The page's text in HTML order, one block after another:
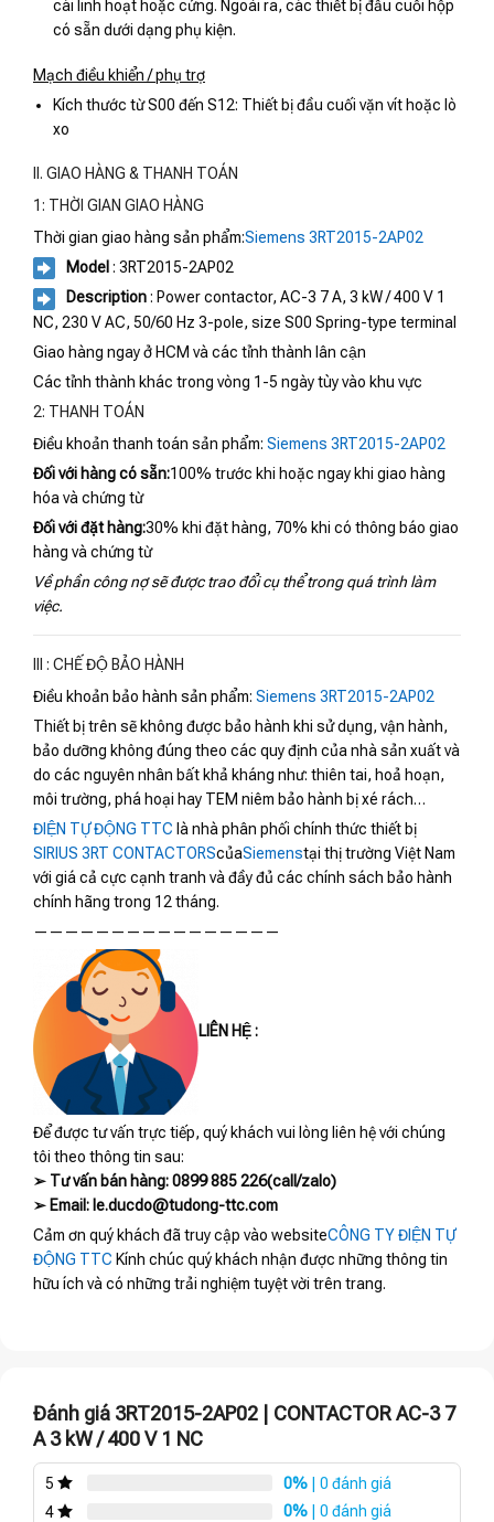
cái linh hoạt hoặc cứng. Ngoài ra, các thiết bị đầu cuối hộp
có sẵn dưới dạng phụ kiện.
Mạch điều khiển / phụ trợ
Kích thước từ S00 đến S12: Thiết bị đầu cuối vặn vít hoặc lò
xo
II. GIAO HÀNG & THANH TOÁN
1: THỜI GIAN GIAO HÀNG
Thời gian giao hàng sản phẩm:Siemens 3RT2015-2AP02
Model : 3RT2015-2AP02
Description: Power contactor, AC-3 7 A, 3 kW / 400 V 1
NC, 230 V AC, 50/60 Hz 3-pole, size S00 Spring-type terminal
Giao hàng ngay ở HCM và các tỉnh thành lân cận
Các tỉnh thành khác trong vòng 1-5 ngày tùy vào khu vực
2: THANH TOÁN
Điều khoản thanh toán sản phẩm: Siemens 3RT2015-2AP02
Đối với hàng có sẵn:100% trước khi hoặc ngay khi giao hàng
hóa và chứng từ
Đối với đặt hàng:30% khi đặt hàng, 70% khi có thông báo giao
hàng và chứng từ
Về phần công nợ sẽ được trao đổi cụ thể trong quá trình làm
việc.
III : CHẾ ĐỘ BẢO HÀNH
Điều khoản bảo hành sản phẩm: Siemens 3RT2015-2AP02
Thiết bị trên sẽ không được bảo hành khi sử dụng, vận hành,
bảo dưỡng không đúng theo các quy định của nhà sản xuất và
do các nguyên nhân bất khả kháng như: thiên tai, hoả hoạn,
môi trường, phá hoại hay TEM niêm bảo hành bị xé rách…
ĐIỆN TỰ ĐỘNG TTC là nhà phân phối chính thức thiết bị
SIRIUS 3RT CONTACTORScủaSiemenstại thị trường Việt Nam
với giá cả cực cạnh tranh và đầy đủ các chính sách bảo hành
chính hãng trong 12 tháng.
————————————————
LIÊN HỆ :
Để được tư vấn trực tiếp, quý khách vui lòng liên hệ với chúng
tôi theo thông tin sau:
➢ Tư vấn bán hàng: 0899 885 226(call/zalo)
➢ Email: le.ducdo@tudong-ttc.com
Cảm ơn quý khách đã truy cập vào websiteCÔNG TY ĐIỆN TỰ
ĐỘNG TTC Kính chúc quý khách nhận được những thông tin
hữu ích và có những trải nghiệm tuyệt vời trên trang.
Đánh giá 3RT2015-2AP02 | CONTACTOR AC-3 7
A 3 kW / 400 V 1 NC
5 0% | 0 đánh giá
4
0% | 0 đánh giá